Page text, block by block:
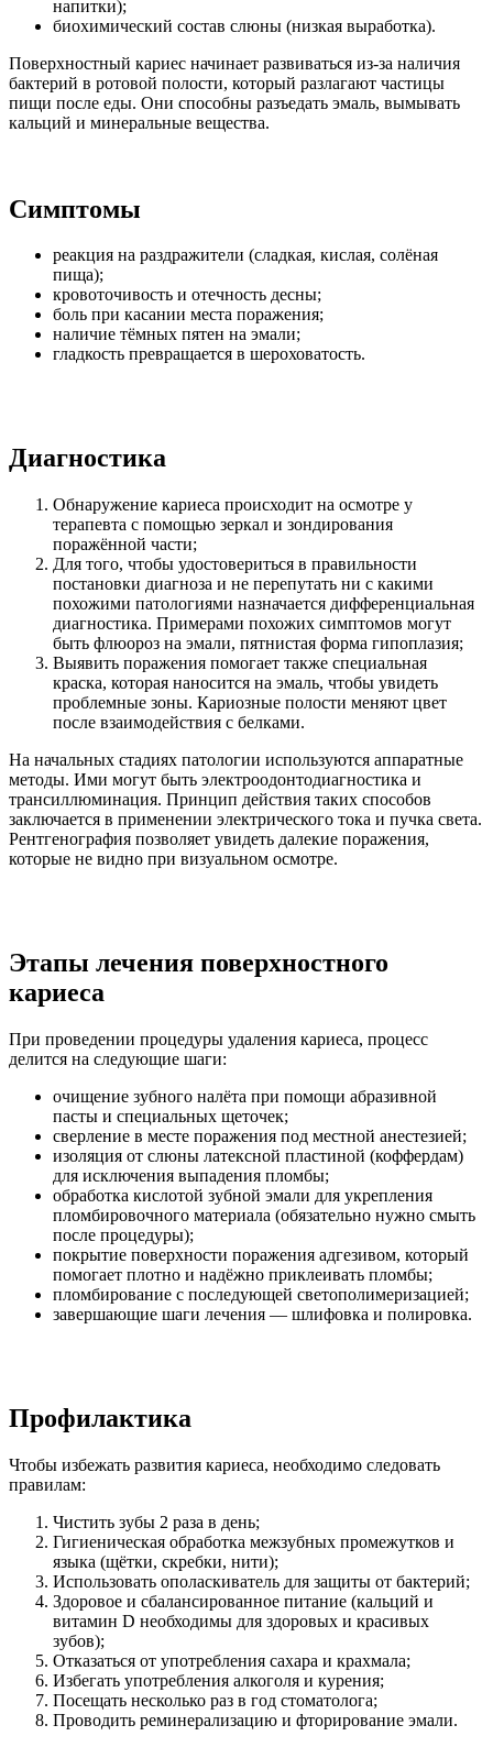
напитки);
биохимический состав слюны (низкая выработка).
Поверхностный кариес начинает развиваться из-за наличия
бактерий в ротовой полости, который разлагают частицы
пищи после еды. Они способны разъедать эмаль, вымывать
кальций и минеральные вещества.
Симптомы
реакция на раздражители (сладкая, кислая, солёная
пища);
кровоточивость и отечность десны;
боль при касании места поражения;
наличие тёмных пятен на эмали;
гладкость превращается в шероховатость.
Диагностика
Обнаружение кариеса происходит на осмотре у
терапевта с помощью зеркал и зондирования
поражённой части;
Для того, чтобы удостовериться в правильности
постановки диагноза и не перепутать ни с какими
похожими патологиями назначается дифференциальная
диагностика. Примерами похожих симптомов могут
быть флюороз на эмали, пятнистая форма гипоплазия;
Выявить поражения помогает также специальная
краска, которая наносится на эмаль, чтобы увидеть
проблемные зоны. Кариозные полости меняют цвет
после взаимодействия с белками.
На начальных стадиях патологии используются аппаратные
методы. Ими могут быть электроодонтодиагностика и
трансиллюминация. Принцип действия таких способов
заключается в применении электрического тока и пучка света.
Рентгенография позволяет увидеть далекие поражения,
которые не видно при визуальном осмотре.
Этапы лечения поверхностного
кариеса
При проведении процедуры удаления кариеса, процесс
делится на следующие шаги:
очищение зубного налёта при помощи абразивной
пасты и специальных щеточек;
сверление в месте поражения под местной анестезией;
изоляция от слюны латексной пластиной (коффердам)
для исключения выпадения пломбы;
обработка кислотой зубной эмали для укрепления
пломбировочного материала (обязательно нужно смыть
после процедуры);
покрытие поверхности поражения адгезивом, который
помогает плотно и надёжно приклеивать пломбы;
пломбирование с последующей светополимеризацией;
завершающие шаги лечения — шлифовка и полировка.
Профилактика
Чтобы избежать развития кариеса, необходимо следовать
правилам:
Чистить зубы 2 раза в день;
Гигиеническая обработка межзубных промежутков и
языка (щётки, скребки, нити);
Использовать ополаскиватель для защиты от бактерий;
Здоровое и сбалансированное питание (кальций и
витамин D необходимы для здоровых и красивых
зубов);
Отказаться от употребления сахара и крахмала;
Избегать употребления алкоголя и курения;
Посещать несколько раз в год стоматолога;
Проводить реминерализацию и фторирование эмали.